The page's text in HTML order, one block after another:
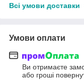
Всі умови доставки
Умови оплати
Ви отримаєте
або гроші